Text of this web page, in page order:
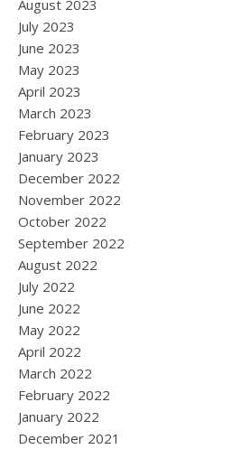
August 2023
July 2023
June 2023
May 2023
April 2023
March 2023
February 2023
January 2023
December 2022
November 2022
October 2022
September 2022
August 2022
July 2022
June 2022
May 2022
April 2022
March 2022
February 2022
January 2022
December 2021